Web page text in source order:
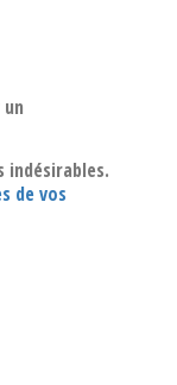
indésirables.
de vos